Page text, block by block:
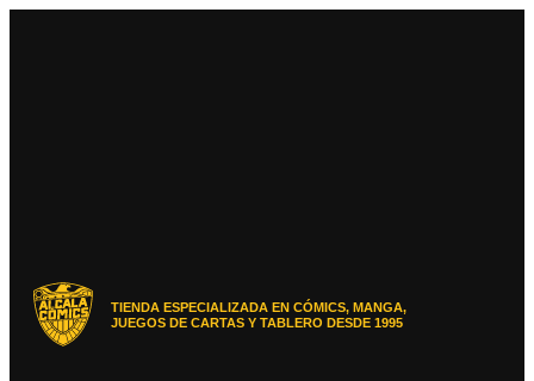
TIENDA ESPECIALIZADA EN CÓMICS, MANGA,
JUEGOS DE CARTAS Y TABLERO DESDE 1995